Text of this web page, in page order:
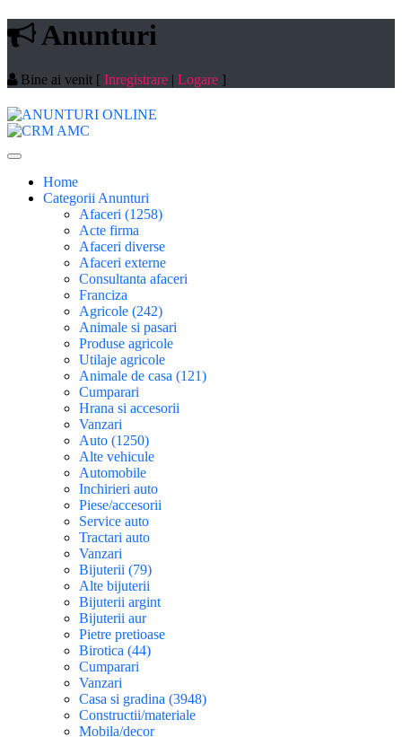
Anunturi
Bine ai venit [ Inregistrare | Logare ]
Home
Categorii Anunturi
Afaceri (1258)
Acte firma
Afaceri diverse
Afaceri externe
Consultanta afaceri
Franciza
Agricole (242)
Animale si pasari
Produse agricole
Utilaje agricole
Animale de casa (121)
Cumparari
Hrana si accesorii
Vanzari
Auto (1250)
Alte vehicule
Automobile
Inchirieri auto
Piese/accesorii
Service auto
Tractari auto
Vanzari
Bijuterii (79)
Alte bijuterii
Bijuterii argint
Bijuterii aur
Pietre pretioase
Birotica (44)
Cumparari
Vanzari
Casa si gradina (3948)
Constructii/materiale
Mobila/decor